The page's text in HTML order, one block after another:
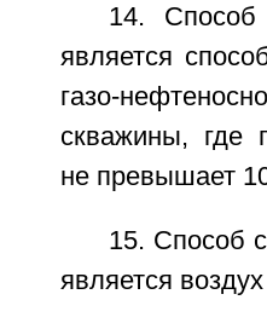
14. Способ
является
газо-
скважины, где
не превышает
15. Способ
является